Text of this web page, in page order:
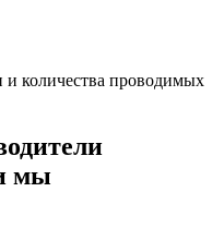
и количества проводимых
мы